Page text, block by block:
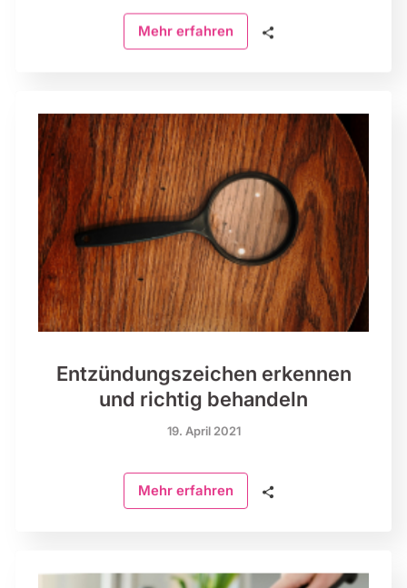
Mehr erfahren 🗣
Entzündungszeichen erkennen
und richtig behandeln
19. April 2021
Mehr erfahren 🗣